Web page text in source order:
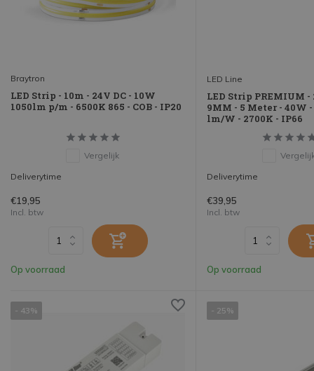
Braytron
LED Strip - 10m - 24V DC - 10W
1050lm p/m - 6500K 865 - COB - IP20
Vergelijk
Deliverytime
€19,95
Incl. btw
Op voorraad
LED Line
LED Strip PREMIUM -
9MM - 5 Meter - 40W
lm/W - 2700K - IP66
Deliverytime
€39,95
Incl. btw
Op voorraad
- 43% - 25%